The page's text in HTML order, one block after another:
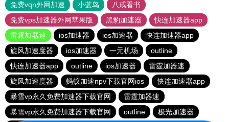
免费vqn外网加速
小蓝鸟
八戒看书
免费vps加速器外网苹果版
黑豹加速器
快连加速器app
雷霆加器速
ios加速器 ios加速器
快连加速器app
旋风加速度器
ios加速器 一元机场
outline
快连加速器app
outline ios加速器
雷霆加器速
旋风加速度器
蚂蚁加速npv下载官网ios
快连加速器app
暴雪vp永久免费加速器下载官网
雷霆加器速
暴雪vp永久免费加速器下载官网
outline 极光加速器